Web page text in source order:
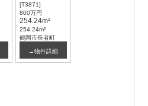
[T3871]
800万円
254.24m²
254.24m²
鶴岡市長者町
→物件詳細